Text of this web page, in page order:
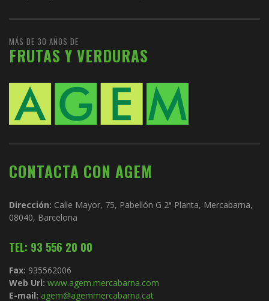
MÁS DE 30 AÑOS DE
FRUTAS Y VERDURAS
CONTACTA CON AGEM
Dirección: Calle Mayor, 75, Pabellón G 2ª Planta, Mercabarna,
08040, Barcelona
TEL: 93 556 20 00
Fax: 935562006
Web Url: www.agem.mercabarna.com
E-mail: agem@agemmercabarna.cat